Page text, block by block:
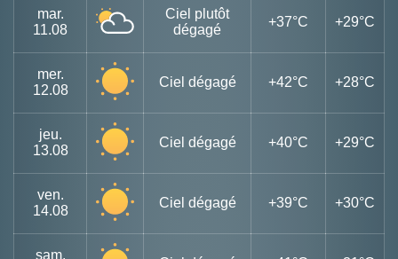
mar.
11.08
Ciel plutôt
dégagé
+37°C +29°C
mer.
12.08
Ciel dégagé +42°C +28°C
jeu.
13.08
Ciel dégagé +40°C +29°C
ven.
14.08
Ciel dégagé +39°C +30°C
sam.